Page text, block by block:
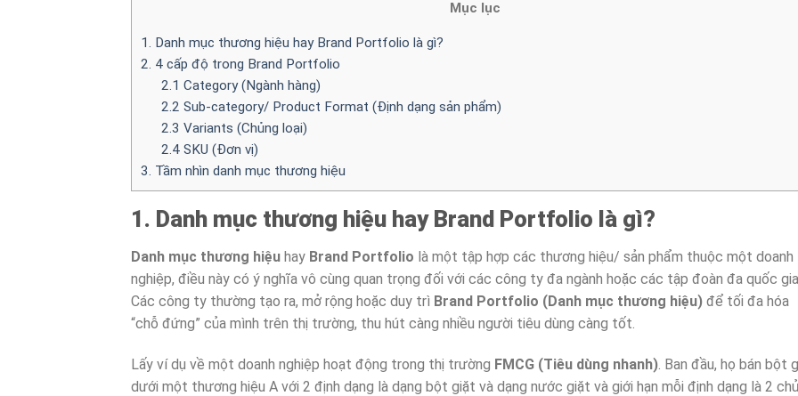
Mục lục
1. Danh mục thương hiệu hay Brand Portfolio là gì?
2. 4 cấp độ trong Brand Portfolio
2.1 Category (Ngành hàng)
2.2 Sub-category/ Product Format (Định dạng sản phẩm)
2.3 Variants (Chủng loại)
2.4 SKU (Đơn vị)
3. Tầm nhìn danh mục thương hiệu
1. Danh mục thương hiệu hay Brand Portfolio là gì?
Danh mục thương hiệu hay Brand Portfolio là một tập hợp các thương hiệu/ sản phẩm thuộc một doanh
nghiệp, điều này có ý nghĩa vô cùng quan trọng đối với các công ty đa ngành hoặc các tập đoàn đa quốc
Các công ty thường tạo ra, mở rộng hoặc duy trì Brand Portfolio (Danh mục thương hiệu) để tối đa hóa
“chỗ đứng” của mình trên thị trường, thu hút càng nhiều người tiêu dùng càng tốt.
Lấy ví dụ về một doanh nghiệp hoạt động trong thị trường FMCG (Tiêu dùng nhanh). Ban đầu, họ bán bột
dưới một thương hiệu A với 2 định dạng là dạng bột giặt và dạng nước giặt và giới hạn mỗi định dạng là 2